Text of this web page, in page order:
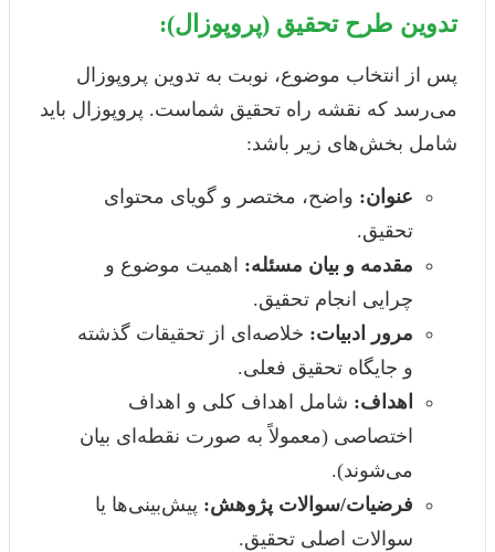
تدوین طرح تحقیق (پروپوزال):
پس از انتخاب موضوع، نوبت به تدوین پروپوزال
می‌رسد که نقشه راه تحقیق شماست. پروپوزال باید
شامل بخش‌های زیر باشد:
عنوان: واضح، مختصر و گویای محتوای
تحقیق.
مقدمه و بیان مسئله: اهمیت موضوع و
چرایی انجام تحقیق.
مرور ادبیات: خلاصه‌ای از تحقیقات گذشته
و جایگاه تحقیق فعلی.
اهداف: شامل اهداف کلی و اهداف
اختصاصی (معمولاً به صورت نقطه‌ای بیان
می‌شوند).
فرضیات/سوالات پژوهش: پیش‌بینی‌ها یا
سوالات اصلی تحقیق.